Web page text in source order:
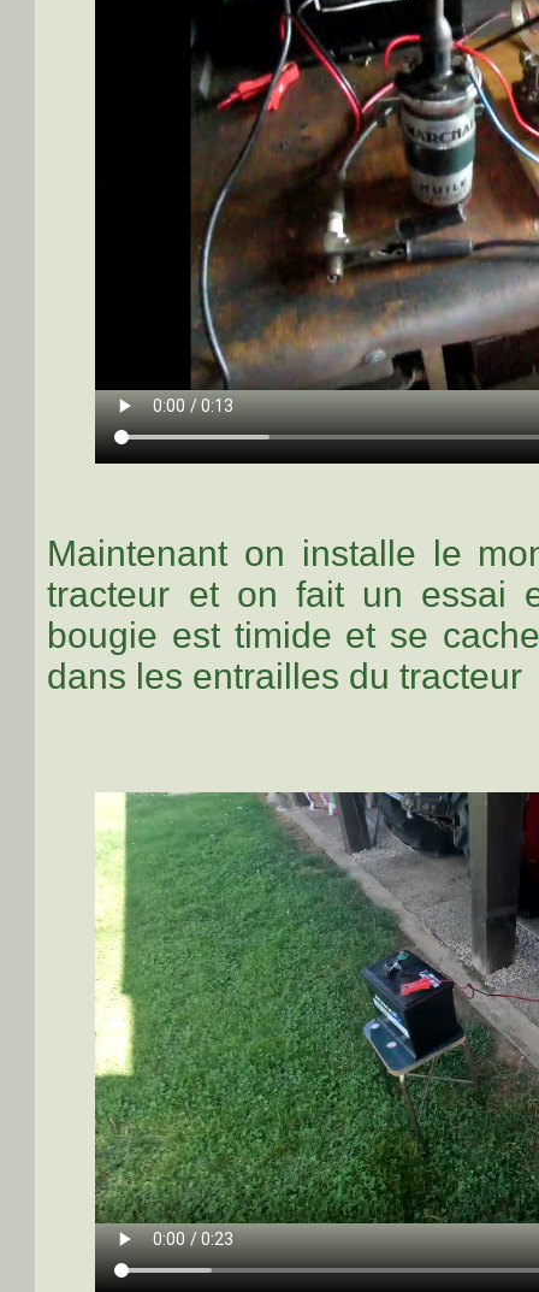
Maintenant on installe le
tracteur et on fait un essai
bougie est timide et se
dans les entrailles du tracteur